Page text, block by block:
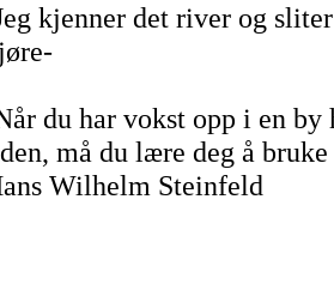
kjenner det river og
du har vokst opp i en
må du lære deg å bruke
Wilhelm Steinfeld